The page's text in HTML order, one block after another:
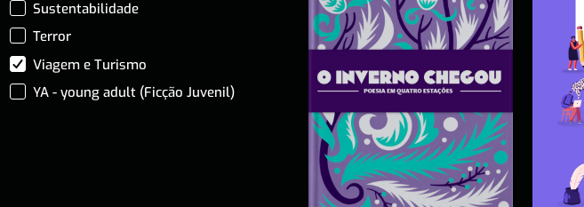
Sustentabilidade
Terror
Viagem e Turismo
YA - young adult (Ficção Juvenil)